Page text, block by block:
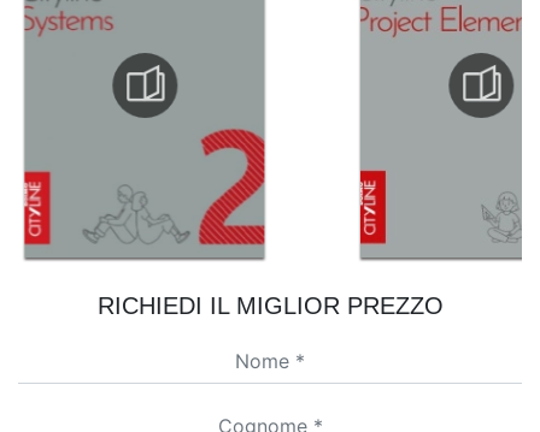
RICHIEDI IL MIGLIOR PREZZO